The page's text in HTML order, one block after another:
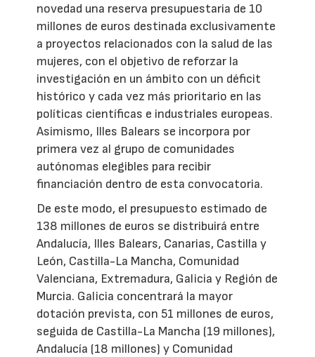
novedad una reserva presupuestaria de 10
millones de euros destinada exclusivamente
a proyectos relacionados con la salud de las
mujeres, con el objetivo de reforzar la
investigación en un ámbito con un déficit
histórico y cada vez más prioritario en las
políticas científicas e industriales europeas.
Asimismo, Illes Balears se incorpora por
primera vez al grupo de comunidades
autónomas elegibles para recibir
financiación dentro de esta convocatoria.
De este modo, el presupuesto estimado de
138 millones de euros se distribuirá entre
Andalucía, Illes Balears, Canarias, Castilla y
León, Castilla-La Mancha, Comunidad
Valenciana, Extremadura, Galicia y Región de
Murcia. Galicia concentrará la mayor
dotación prevista, con 51 millones de euros,
seguida de Castilla-La Mancha (19 millones),
Andalucía (18 millones) y Comunidad